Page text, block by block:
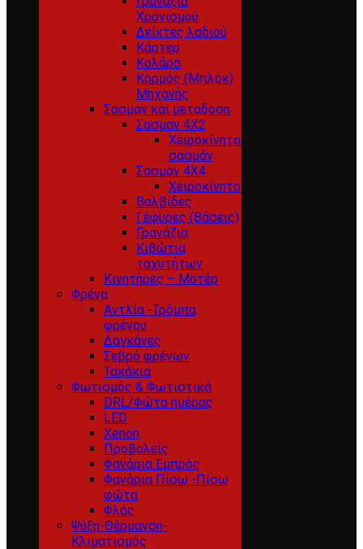
Χρονισμού
Δείκτες λαδιού
Κάρτερ
Κολάρα
Κορμός (Μπλόκ)
Μηχανής
Σασμαν και μεταδοση
Σασμαν 4Χ2
Χειροκίνητα
σασμάν
Σασμαν 4Χ4
Χειροκίνητο
Βαλβίδες
Γέφυρες (Βάσεις)
Γρανάζια
Κιβώτια
ταχυτήτων
Κινητήρες – Μοτέρ
Φρένα
Αντλία -Τρόμπα
φρένου
Δαγκάνες
Σεβρό φρένων
Τακάκια
Φωτισμός & Φωτιστικά
DRL/Φώτα ημέρας
LED
Xenon
Προβολείς
Φανάρια Εμπρός
Φανάρια Πίσω -Πίσω
φώτα
Φλάς
Ψύξη-Θέρμανση-
Κλιματισμός